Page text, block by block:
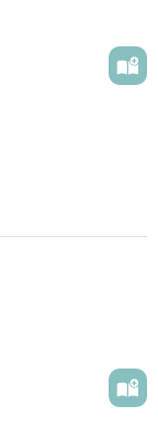
秘密を守れるの